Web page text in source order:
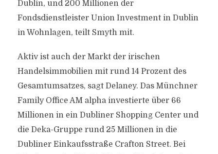
Dublin, und 200 Millionen der
Fondsdienstleister Union Investment in Dublin
in Wohnlagen, teilt Smyth mit.
Aktiv ist auch der Markt der irischen
Handelsimmobilien mit rund 14 Prozent des
Gesamtumsatzes, sagt Delaney. Das Münchner
Family Office AM alpha investierte über 66
Millionen in ein Dubliner Shopping Center und
die Deka-Gruppe rund 25 Millionen in die
Dubliner Einkaufsstraße Crafton Street. Bei